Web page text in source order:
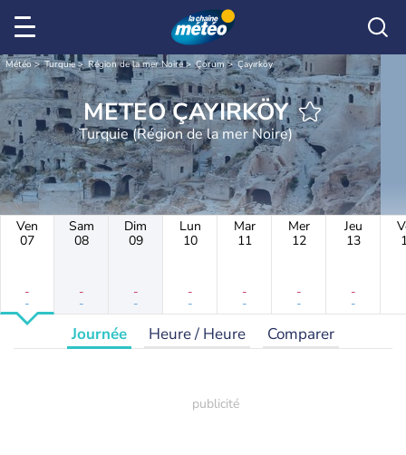
Météo Turquie Région de la mer Noire Çorum Çayırköy
METEO ÇAYIRKÖY
Turquie (Région de la mer Noire)
Ven
07
-
-
Sam
08
-
-
Dim
09
-
-
Lun
10
-
-
Mar
11
-
-
Mer
12
-
-
Jeu
13
-
-
Journée Heure / Heure Comparer